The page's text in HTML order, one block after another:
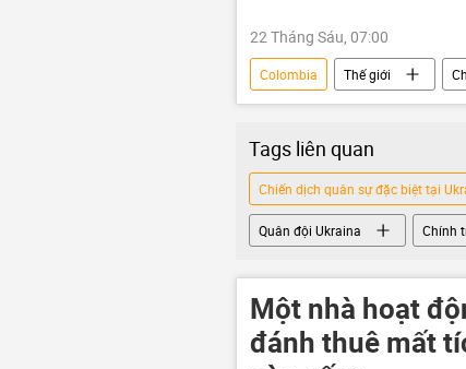
22 Tháng Sáu, 07:00
Colombia Thế giới
Tags liên quan
Chiến dịch quân sự đặc biệt tại
Quân đội Ukraina Chính
Một nhà hoạt
đánh thuê mất